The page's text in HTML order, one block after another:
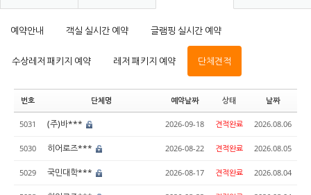
예약안내 객실 실시간 예약 글램핑 실시간 예약
수상레저 패키지 예약 레저 패키지 예약 단체견적
번호 단체명 예약날짜 상태 날짜
5031 (주)바*** 2026-09-18 견적완료 2026.08.06
5030 히어로즈*** 2026-08-22 견적완료 2026.08.05
5029 국민대학*** 2026-08-17 견적완료 2026.08.04